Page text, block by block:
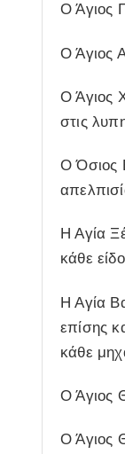
Ο Άγιος
Ο Άγιος
Ο Άγιος
στις
Ο Όσιος
Η Αγία
κάθε
Η Αγία
επίσης
κάθε
Ο Άγιος
Ο Άγιος